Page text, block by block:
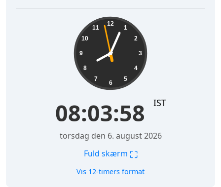
12
1
2
3
4
5
6
7
8
9
10
11
08:03:59 IST
torsdag den 6. august 2026
Fuld skærm ⛶
Vis 12-timers format